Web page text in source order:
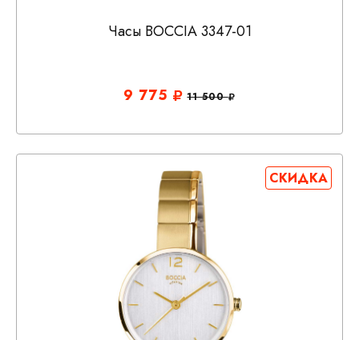
Часы BOCCIA 3347-01
9 775 11 500
СКИДКА